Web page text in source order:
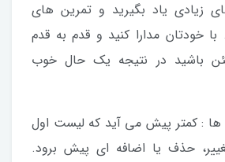
زیادی یاد بگیرید و تمرین های
خودتان مدارا کنید و قدم به قدم
باشید در نتیجه یک حال خوب
ها : کمتر پیش می آید که لیست اول
حذف یا اضافه ای پیش برود.